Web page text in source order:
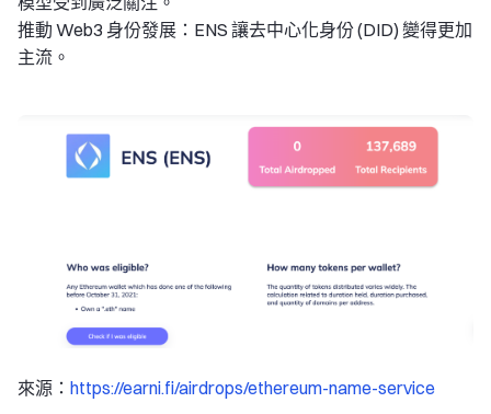
推動 Web3 身份發展：ENS 讓去中心化身份 (DID) 變得更加
主流。
來源： https://earni.fi/airdrops/ethereum-name-service